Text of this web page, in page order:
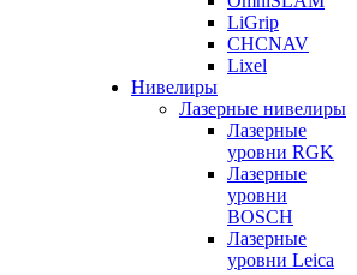
LiGrip
CHCNAV
Lixel
Нивелиры
Лазерные нивелиры
Лазерные
уровни RGK
Лазерные
уровни
BOSCH
Лазерные
уровни Leica